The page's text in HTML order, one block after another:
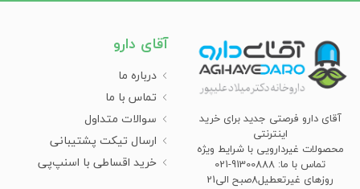
آقای دارو فرصتی جدید برای خرید
اینترنتی
محصولات غیردارویی با شرایط ویژه
تماس با ما: 91300888-021
روزهای غیرتعطیل8صبح الی21
آقای دارو
درباره ما
تماس با ما
سوالات متداول
ارسال تیکت پشتیبانی
خرید اقساطی با اسنپ‌پی